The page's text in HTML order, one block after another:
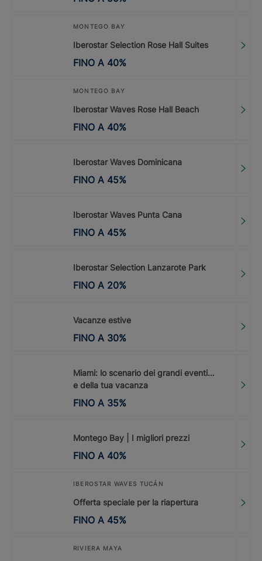
MONTEGO BAY
Iberostar Selection Rose Hall Suites
FINO A 40%
MONTEGO BAY
Iberostar Waves Rose Hall Beach
FINO A 40%
Iberostar Waves Dominicana
FINO A 45%
Iberostar Waves Punta Cana
FINO A 45%
Iberostar Selection Lanzarote Park
FINO A 20%
Vacanze estive
FINO A 30%
Miami: lo scenario dei grandi eventi…
e della tua vacanza
FINO A 35%
Montego Bay | I migliori prezzi
FINO A 40%
IBEROSTAR WAVES TUCÁN
Offerta speciale per la riapertura
FINO A 45%
RIVIERA MAYA